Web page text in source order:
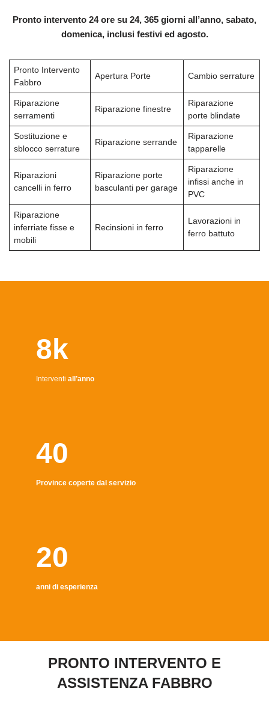
Pronto intervento 24 ore su 24, 365 giorni all’anno, sabato,
domenica, inclusi festivi ed agosto.
Pronto Intervento
Fabbro
Apertura Porte Cambio serrature
Riparazione
serramenti
Riparazione finestre
Riparazione
porte blindate
Sostituzione e
sblocco serrature
Riparazione serrande
Riparazione
tapparelle
Riparazioni
cancelli in ferro
Riparazione porte
basculanti per garage
Riparazione
infissi anche in
PVC
Riparazione
inferriate fisse e
mobili
Recinsioni in ferro
Lavorazioni in
ferro battuto
8k
Interventi all’anno
40
Province coperte dal servizio
20
anni di esperienza
PRONTO INTERVENTO E
ASSISTENZA FABBRO